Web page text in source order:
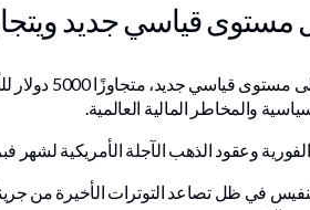
جديد ويتجاوز 5000 دولار
مباشر-
والمخاطر المالية العالمية.
الأمريكية لشهر فبراير بنسبة 1.2%، لتصل إلى 5042 دولارًا و5036 دولارًا
في ظل تصاعد التوترات الأخيرة من